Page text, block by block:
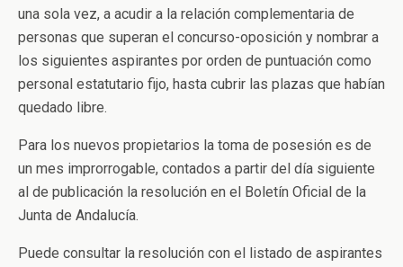
una sola vez, a acudir a la relación complementaria de
personas que superan el concurso-oposición y nombrar a
los siguientes aspirantes por orden de puntuación como
personal estatutario fijo, hasta cubrir las plazas que habían
quedado libre.
Para los nuevos propietarios la toma de posesión es de
un mes improrrogable, contados a partir del día siguiente
al de publicación la resolución en el Boletín Oficial de la
Junta de Andalucía.
Puede consultar la resolución con el listado de aspirantes